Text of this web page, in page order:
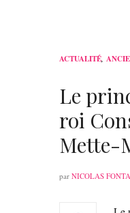
ACTUALITÉ,
Le
roi
Mette-
par NICOLAS